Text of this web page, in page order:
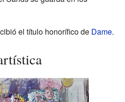
el título honorífico de Dame.